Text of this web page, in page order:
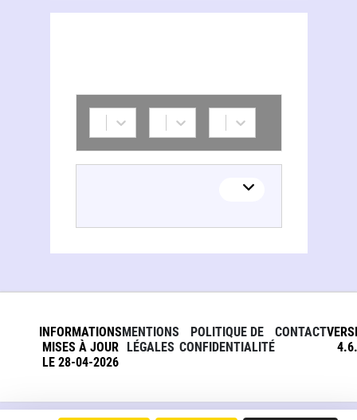
INFORMATIONS
MISES À JOUR
LE 28-04-2026
MENTIONS
LÉGALES
POLITIQUE DE
CONFIDENTIALITÉ
CONTACT